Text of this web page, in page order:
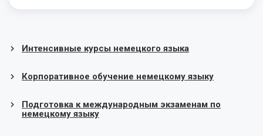
Интенсивные курсы немецкого языка
Корпоративное обучение немецкому языку
Подготовка к международным экзаменам по
немецкому языку